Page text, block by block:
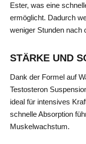
Ester, was eine
ermöglicht. Dadurch
weniger Stunden nach
STÄRKE UND
Dank der Formel auf
Testosteron
ideal für intensives
schnelle Absorption
Muskelwachstum.